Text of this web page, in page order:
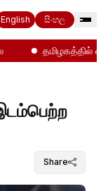
English සිංහල
தமிழகத்தில் என்ன
Share